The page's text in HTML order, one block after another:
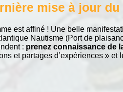
mise à jour
est affiné ! Une belle
Nautisme (Port de
: prenez connaissance de
et partages d’expériences » et